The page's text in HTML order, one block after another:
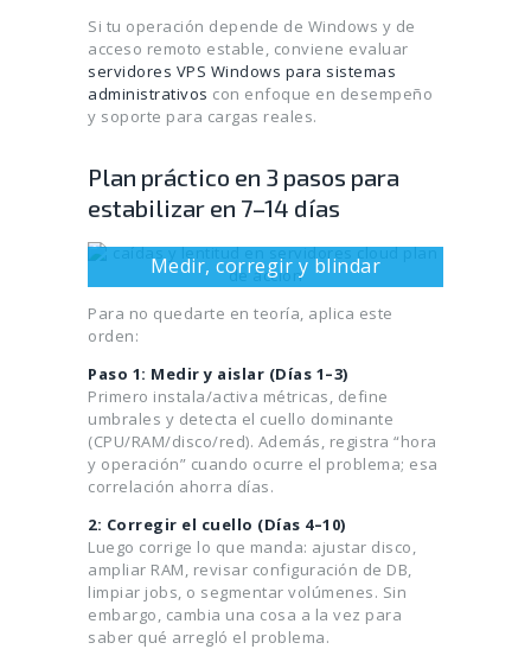
Si tu operación depende de Windows y de
acceso remoto estable, conviene evaluar
servidores VPS Windows para sistemas
administrativos con enfoque en desempeño
y soporte para cargas reales.
Plan práctico en 3 pasos para
estabilizar en 7–14 días
Medir, corregir y blindar
Para no quedarte en teoría, aplica este
orden:
Paso 1: Medir y aislar (Días 1–3)
Primero instala/activa métricas, define
umbrales y detecta el cuello dominante
(CPU/RAM/disco/red). Además, registra “hora
y operación” cuando ocurre el problema; esa
correlación ahorra días.
2: Corregir el cuello (Días 4–10)
Luego corrige lo que manda: ajustar disco,
ampliar RAM, revisar configuración de DB,
limpiar jobs, o segmentar volúmenes. Sin
embargo, cambia una cosa a la vez para
saber qué arregló el problema.